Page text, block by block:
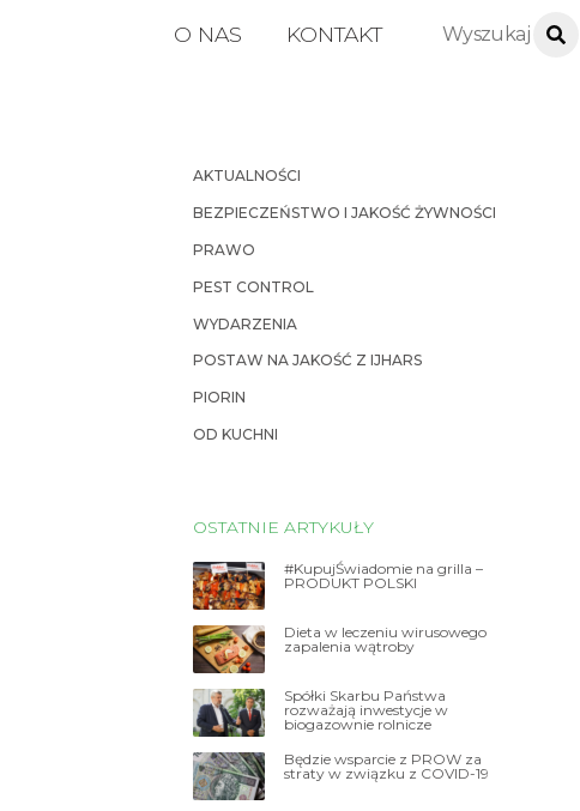
O NAS KONTAKT
AKTUALNOŚCI
BEZPIECZEŃSTWO I JAKOŚĆ ŻYWNOŚCI
PRAWO
PEST CONTROL
WYDARZENIA
POSTAW NA JAKOŚĆ Z IJHARS
PIORIN
OD KUCHNI
OSTATNIE ARTYKUŁY
#KupujŚwiadomie na grilla –
PRODUKT POLSKI
Dieta w leczeniu wirusowego
zapalenia wątroby
Spółki Skarbu Państwa
rozważają inwestycje w
biogazownie rolnicze
Będzie wsparcie z PROW za
straty w związku z COVID-19